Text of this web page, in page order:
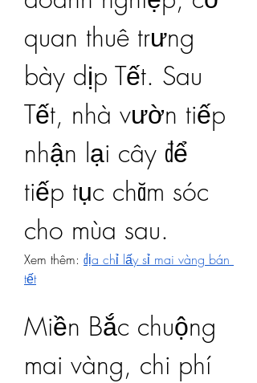
quan thuê trưng
bày dịp Tết. Sau
Tết, nhà vườn tiếp
nhận lại cây để
tiếp tục chăm sóc
cho mùa sau.
Xem thêm: địa chỉ lấy sỉ mai vàng bán
tết
Miền Bắc chuộng
mai vàng, chi phí